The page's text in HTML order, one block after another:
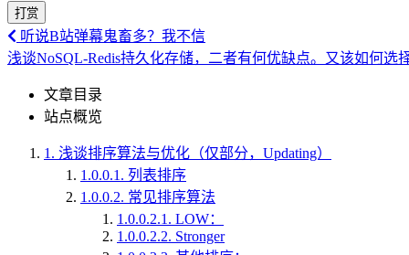
打赏
听说B站弹幕鬼畜多？我不信
浅谈NoSQL-Redis持久化存储，二者有何优缺点。又该如何选
文章目录
站点概览
1. 浅谈排序算法与优化（仅部分，Updating）
1.0.0.1. 列表排序
1.0.0.2. 常见排序算法
1.0.0.2.1. LOW：
1.0.0.2.2. Stronger